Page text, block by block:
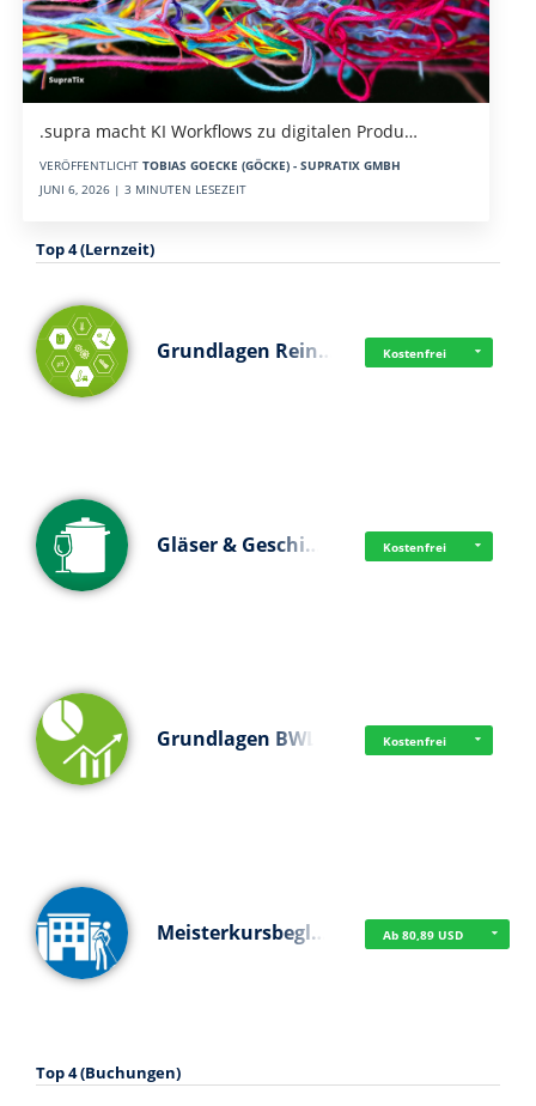
.supra macht KI Workflows zu digitalen Produ…
VERÖFFENTLICHT TOBIAS GOECKE (GÖCKE) - SUPRATIX GMBH
JUNI 6, 2026 | 3 MINUTEN LESEZEIT
Top 4 (Lernzeit)
Grundlagen Rein… Kostenfrei
Gläser & Geschi… Kostenfrei
Grundlagen BWL Kostenfrei
Meisterkursbegl… Ab 80,89 USD
Top 4 (Buchungen)